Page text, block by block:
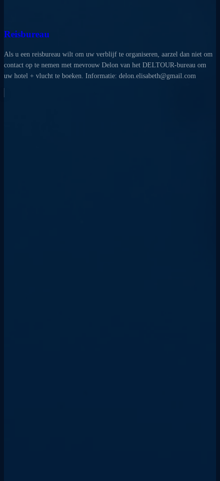
Reisbureau
Als u een reisbureau wilt om uw verblijf te organiseren, aarzel dan niet om
contact op te nemen met mevrouw Delon van het DELTOUR-bureau om
uw hotel + vlucht te boeken. Informatie: delon.elisabeth@gmail.com